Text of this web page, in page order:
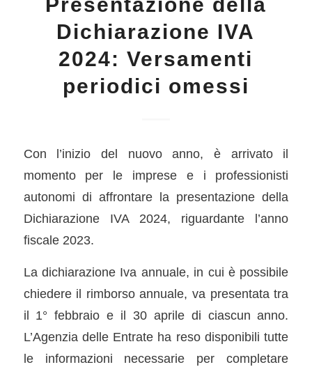
Dichiarazione IVA
2024: Versamenti
periodici omessi
Con l’inizio del nuovo anno, è arrivato il
momento per le imprese e i professionisti
autonomi di affrontare la presentazione della
Dichiarazione IVA 2024, riguardante l’anno
fiscale 2023.
La dichiarazione Iva annuale, in cui è possibile
chiedere il rimborso annuale, va presentata tra
il 1° febbraio e il 30 aprile di ciascun anno.
L’Agenzia delle Entrate ha reso disponibili tutte
le informazioni necessarie per completare